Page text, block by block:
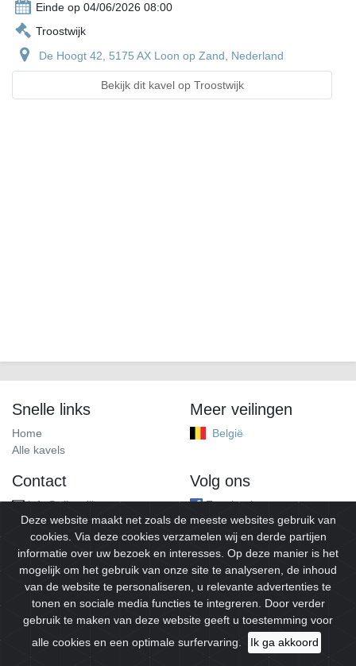
Einde op 04/06/2026 08:00
Troostwijk
De Hoogt 42, 5175 AX Loon op Zand, Nederland
Bekijk dit kavel op Troostwijk
Snelle links
Home
Alle kavels
Meer veilingen
België
Contact
info@alleveilingen.net
Volg ons
Facebook
© 2026Alleveilingen.Alle rechten voorbehouden.
Deze website maakt net zoals de meeste websites gebruik van
cookies. Via deze cookies verzamelen wij en derde partijen
informatie over uw bezoek en interesses. Op deze manier is het
mogelijk om het gebruik van onze site te analyseren, de inhoud
van de website te personaliseren, u relevante advertenties te
tonen en sociale media functies te integreren. Door verder
gebruik te maken van deze website geeft u toestemming voor
alle cookies en een optimale surfervaring.
Ik ga akkoord